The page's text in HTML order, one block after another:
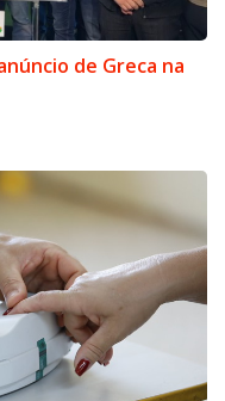
de Greca na